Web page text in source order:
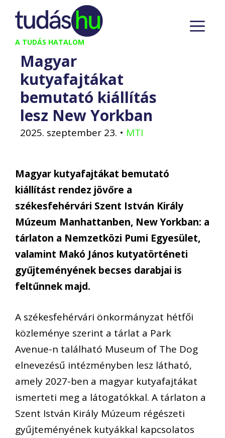
Kilépés
tartalomba
A TUDÁS HATALOM
Magyar
kutyafajtákat
bemutató kiállítás
lesz New Yorkban
2025. szeptember 23. • MTI
Magyar kutyafajtákat bemutató
kiállítást rendez jövőre a
székesfehérvári Szent István Király
Múzeum Manhattanben, New Yorkban: a
tárlaton a Nemzetközi Pumi Egyesület,
valamint Makó János kutyatörténeti
gyűjteményének becses darabjai is
feltűnnek majd.
A székesfehérvári önkormányzat hétfői
közleménye szerint a tárlat a Park
Avenue-n található Museum of The Dog
elnevezésű intézményben lesz látható,
amely 2027-ben a magyar kutyafajtákat
ismerteti meg a látogatókkal. A tárlaton a
Szent István Király Múzeum régészeti
gyűjteményének kutyákkal kapcsolatos